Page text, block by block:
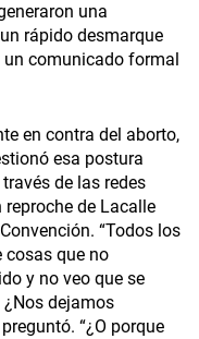
una
rápido desmarque
un comunicado formal
en contra del aborto,
esa postura
de las redes
de Lacalle
“Todos los
cosas que no
y no veo que se
dejamos
“¿O porque